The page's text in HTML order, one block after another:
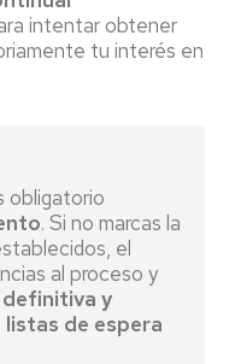
intentar obtener
tu interés en
obligatorio
. Si no marcas la
el
al proceso y
definitiva y
listas de espera